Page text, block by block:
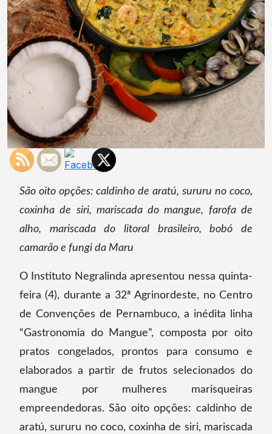
São oito opções: caldinho de aratú, sururu no coco,
coxinha de siri, mariscada do mangue, farofa de
alho, mariscada do litoral brasileiro, bobó de
camarão e fungi da Maru
O Instituto Negralinda apresentou nessa quinta-
feira (4), durante a 32ª Agrinordeste, no Centro
de Convenções de Pernambuco, a inédita linha
“Gastronomia do Mangue”, composta por oito
pratos congelados, prontos para consumo e
elaborados a partir de frutos selecionados do
mangue por mulheres marisqueiras
empreendedoras. São oito opções: caldinho de
aratú, sururu no coco, coxinha de siri, mariscada